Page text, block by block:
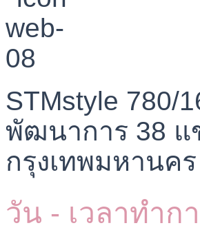
STMstyle 780/
พัฒนาการ 38 แ
กรุงเทพมหานค
วัน - เวลาทำก